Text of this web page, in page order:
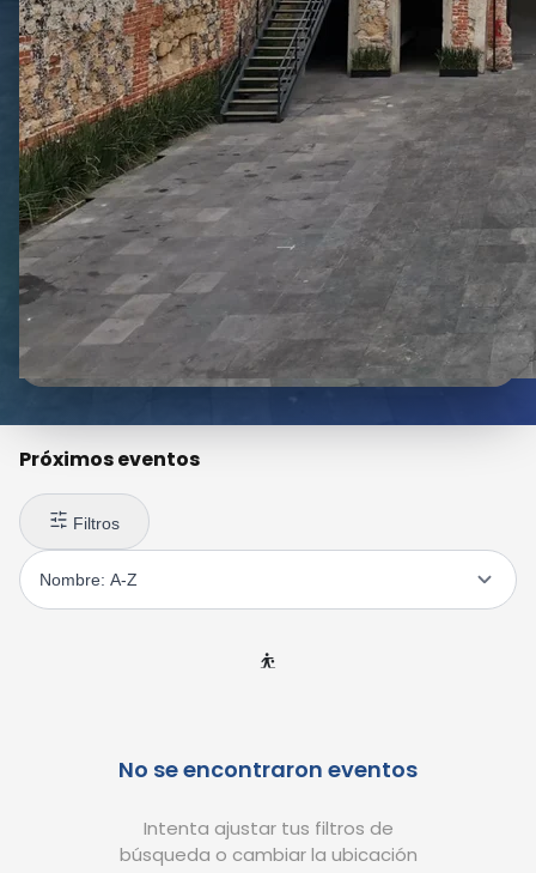
Próximos eventos
Filtros
⛹️
No se encontraron eventos
Intenta ajustar tus filtros de
búsqueda o cambiar la ubicación